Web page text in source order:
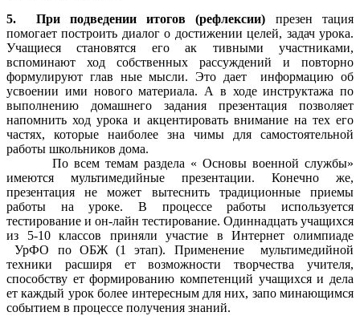
5. При подведении итогов (рефлексии) презен тация
помогает построить диалог о достижении целей, задач урока.
Учащиеся становятся его ак тивными участниками,
вспоминают ход собственных рассуждений и повторно
формулируют глав ные мысли. Это дает информацию об
усвоении ими нового материала. А в ходе инструктажа по
выполнению домашнего задания презентация позволяет
напомнить ход урока и акцентировать внимание на тех его
частях, которые наиболее зна чимы для самостоятельной
работы школьников дома.
По всем темам раздела « Основы военной службы»
имеются мультимедийные презентации. Конечно же,
презентация не может вытеснить традиционные приемы
работы на уроке. В процессе работы используется
тестирование и он-лайн тестирование. Одиннадцать учащихся
из 5-10 классов приняли участие в Интернет олимпиаде
УрФО по ОБЖ (1 этап). Применение мультимедийной
техники расширя ет возможности творчества учителя,
способству ет формированию компетенций учащихся и дела
ет каждый урок более интересным для них, запо минающимся
событием в процессе получения знаний.